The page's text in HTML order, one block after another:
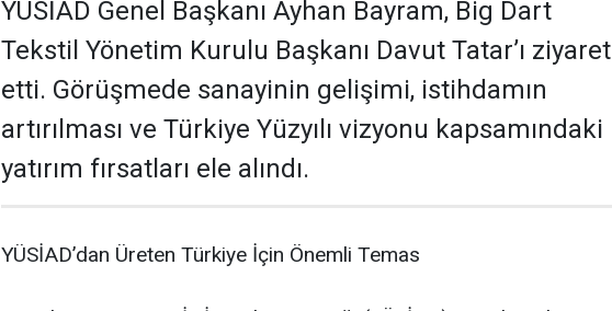
YÜSİAD Genel Başkanı Ayhan Bayram, Big Dart
Tekstil Yönetim Kurulu Başkanı Davut Tatar’ı ziyaret
etti. Görüşmede sanayinin gelişimi, istihdamın
artırılması ve Türkiye Yüzyılı vizyonu kapsamındaki
yatırım fırsatları ele alındı.
YÜSİAD’dan Üreten Türkiye İçin Önemli Temas